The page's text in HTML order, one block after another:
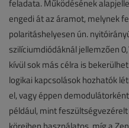
feladata. Működésének
engedi át az áramot, melynek
polaritáshelyesen ún.
szilíciumdiódáknál jellemzően
kívül sok más célra is
logikai kapcsolások hozhatók
el, vagy éppen
például, mint